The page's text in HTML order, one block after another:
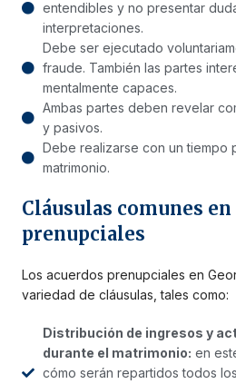
entendibles y no presentar
interpretaciones.
Debe ser ejecutado
fraude. También las partes
mentalmente capaces.
Ambas partes deben revelar
y pasivos.
Debe realizarse con un tiempo
matrimonio.
Cláusulas comunes
prenupciales
Los acuerdos prenupciales en
variedad de cláusulas, tales como:
Distribución de ingresos y
durante el matrimonio: en
cómo serán repartidos todos